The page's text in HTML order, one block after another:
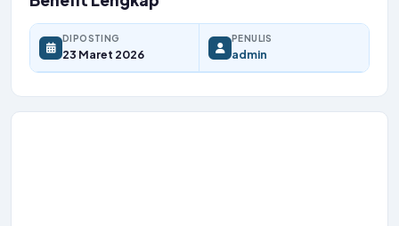
DIPOSTING
23 Maret 2026
PENULIS
admin